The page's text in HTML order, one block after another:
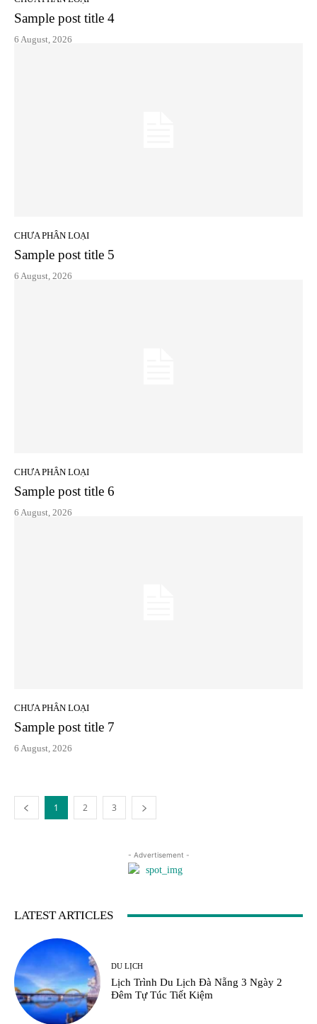
Sample post title 4
6 August, 2026
CHƯA PHÂN LOẠI
Sample post title 5
6 August, 2026
CHƯA PHÂN LOẠI
Sample post title 6
6 August, 2026
CHƯA PHÂN LOẠI
Sample post title 7
6 August, 2026
1 2 3
- Advertisement -
LATEST ARTICLES
DU LỊCH
Lịch Trình Du Lịch Đà Nẵng 3 Ngày 2
Đêm Tự Túc Tiết Kiệm